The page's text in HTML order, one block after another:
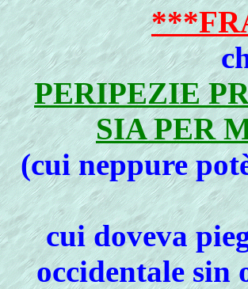
PERIPEZIE
SIA PER
(cui neppure
cui doveva
occidentale